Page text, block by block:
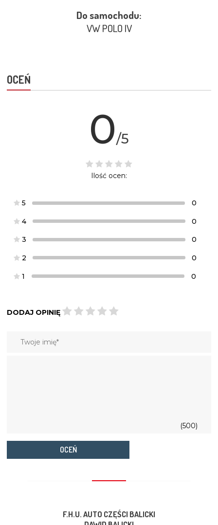
Do samochodu:
VW POLO IV
OCEŃ
0/5
Ilość ocen:
5 0
4 0
3 0
2 0
1 0
DODAJ OPINIĘ
(500)
OCEŃ
F.H.U. AUTO CZĘŚCI BALICKI